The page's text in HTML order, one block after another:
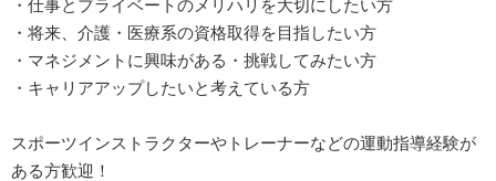
・仕事とプライベートのメリハリを大切にしたい方
・将来、介護・医療系の資格取得を目指したい方
・マネジメントに興味がある・挑戦してみたい方
・キャリアアップしたいと考えている方
スポーツインストラクターやトレーナーなどの運動指導経験が
ある方歓迎！